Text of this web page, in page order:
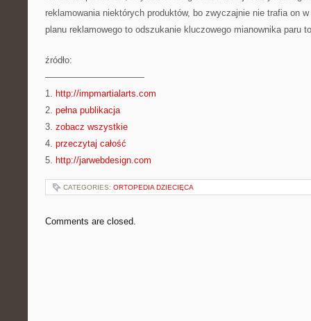
reklamowania niektórych produktów, bo zwyczajnie nie trafia on
planu reklamowego to odszukanie kluczowego mianownika paru
źródło:
———————————
1. http://impmartialarts.com
2. pełna publikacja
3. zobacz wszystkie
4. przeczytaj całość
5. http://jarwebdesign.com
CATEGORIES: ORTOPEDIA DZIECIĘCA
Comments are closed.